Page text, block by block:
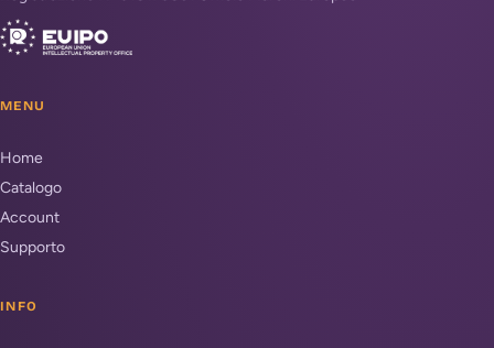
MENU
Home
Catalogo
Account
Supporto
INFO